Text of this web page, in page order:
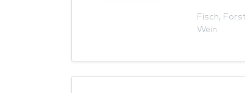
Fisch,
Wein